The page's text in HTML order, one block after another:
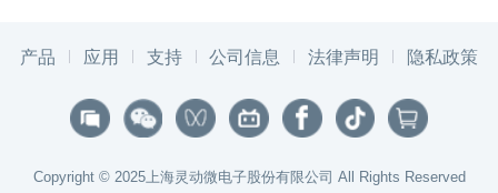
产品 应用 支持 公司信息 法律声明 隐私政策
Copyright © 2025上海灵动微电子股份有限公司 All Rights Reserved